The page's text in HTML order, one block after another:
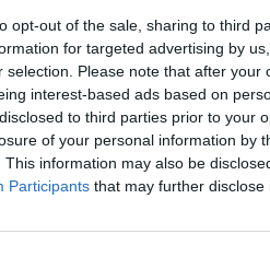
opt-out of the sale, sharing to third
for targeted advertising by
selection. Please note that after
interest-based ads based on
to third parties prior to your
of your personal information by
This information may also be
Participants that may further disclose
Enrique, a sorpresa,
e a comporre il
Okaka e Caprari. In difesa,
che affianca Burdisso,
nella difesa davanti a
invece, fuori Perrotta e
a Brighi con Viviani e
i giallorossi, che gia' nei
Rudy Giuliani
Trump,